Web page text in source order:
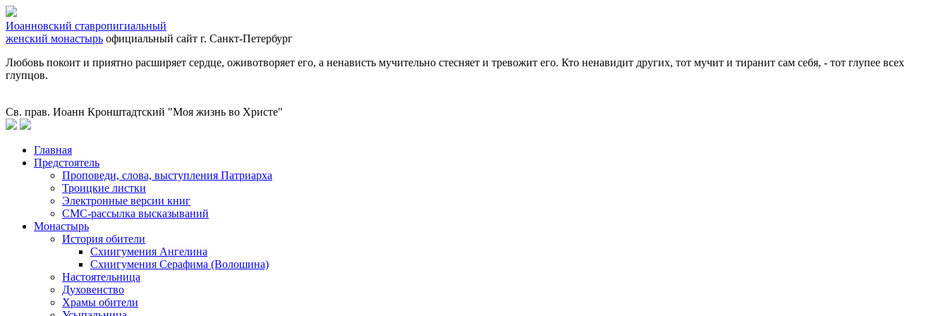
Иоанновский ставропигиальный
женский монастырь официальный сайт г. Санкт-Петербург
Любовь покоит и приятно расширяет сердце, оживотворяет его, а ненависть мучительно стесняет и тревожит его. Кто ненавидит других, тот мучит и тиранит сам себя, - тот глупее всех
глупцов.
Св. прав. Иоанн Кронштадтский "Моя жизнь во Христе"
Главная
Предстоятель
Проповеди, слова, выступления Патриарха
Троицкие листки
Электронные версии книг
СМС-рассылка высказываний
Монастырь
История обители
Схиигумения Ангелина
Схиигумения Серафима (Волошина)
Настоятельница
Духовенство
Храмы обители